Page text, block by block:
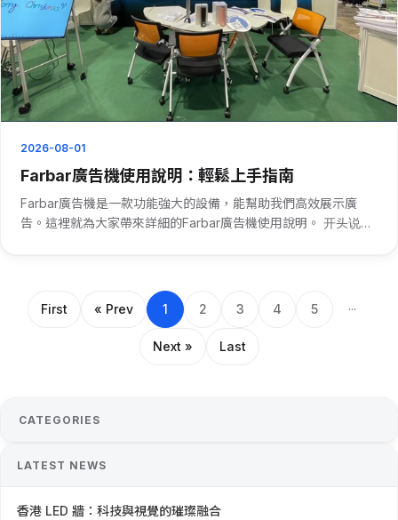
2026-08-01
Farbar廣告機使用說明：輕鬆上手指南
Farbar廣告機是一款功能強大的設備，能幫助我們高效展示廣
告。這裡就為大家帶來詳細的Farbar廣告機使用說明。 开头说，
First « Prev 1 2 3 4 5 ···
Next » Last
CATEGORIES
LATEST NEWS
香港 LED 牆：科技與視覺的璀璨融合